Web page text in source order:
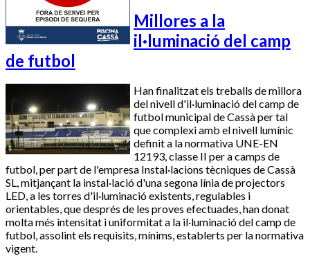
Millores a la
il·luminació del camp
de futbol
Han finalitzat els treballs de millora
del nivell d'il·luminació del camp de
futbol municipal de Cassà per tal
que complexi amb el nivell lumínic
definit a la normativa UNE-EN
12193, classe II per a camps de
futbol, per part de l'empresa Instal·lacions tècniques de Cassà
SL, mitjançant la instal·lació d'una segona línia de projectors
LED, a les torres d'il·luminació existents, regulables i
orientables, que després de les proves efectuades, han donat
molta més intensitat i uniformitat a la il·luminació del camp de
futbol, assolint els requisits, mínims, establerts per la normativa
vigent.